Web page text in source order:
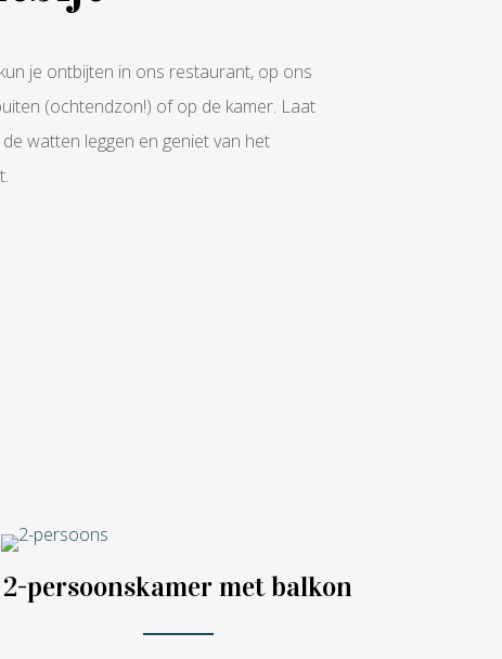
je ontbijten in ons restaurant, op ons
(ochtendzon!) of op de kamer. Laat
watten leggen en geniet van het
2-persoonskamer met balkon